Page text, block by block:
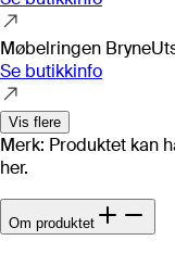
Møbelringen Bryne
Se butikkinfo
Vis flere
Merk: Produktet kan
her.
Om produktet